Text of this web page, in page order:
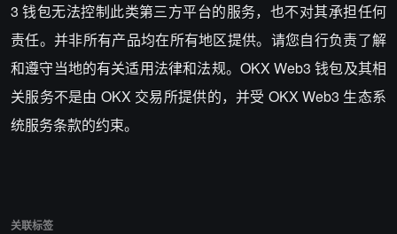
3 钱包无法控制此类第三方平台的服务，也不对其承担任何
责任。并非所有产品均在所有地区提供。请您自行负责了解
和遵守当地的有关适用法律和法规。OKX Web3 钱包及其相
关服务不是由 OKX 交易所提供的，并受 OKX Web3 生态系
统服务条款的约束。
关联标签